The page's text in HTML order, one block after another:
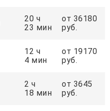
20 ч
23 мин
от 36180
руб.
12 ч
4 мин
от 19170
руб.
2 ч
18 мин
от 3645
руб.